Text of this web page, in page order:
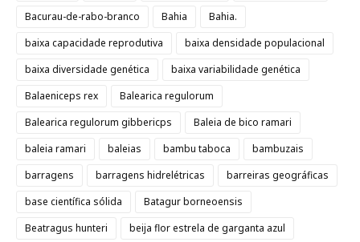
Bacurau-de-rabo-branco
Bahia
Bahia.
baixa capacidade reprodutiva
baixa densidade populacional
baixa diversidade genética
baixa variabilidade genética
Balaeniceps rex
Balearica regulorum
Balearica regulorum gibbericps
Baleia de bico ramari
baleia ramari
baleias bambu taboca
bambuzais
barragens
barragens hidrelétricas
barreiras geográficas
base científica sólida
Batagur borneoensis
Beatragus hunteri
beija flor estrela de garganta azul